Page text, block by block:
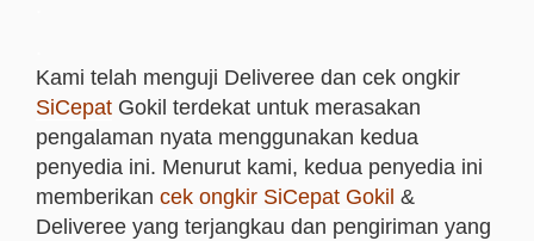
Kami telah menguji Deliveree dan cek ongkir
SiCepat Gokil terdekat untuk merasakan
pengalaman nyata menggunakan kedua
penyedia ini. Menurut kami, kedua penyedia ini
memberikan cek ongkir SiCepat Gokil &
Deliveree yang terjangkau dan pengiriman yang